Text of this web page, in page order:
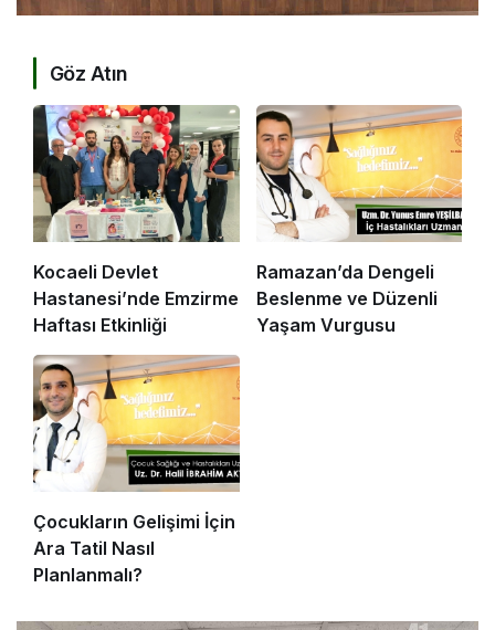
Göz Atın
Kocaeli Devlet
Hastanesi’nde Emzirme
Haftası Etkinliği
Ramazan’da Dengeli
Beslenme ve Düzenli
Yaşam Vurgusu
Çocukların Gelişimi İçin
Ara Tatil Nasıl
Planlanmalı?